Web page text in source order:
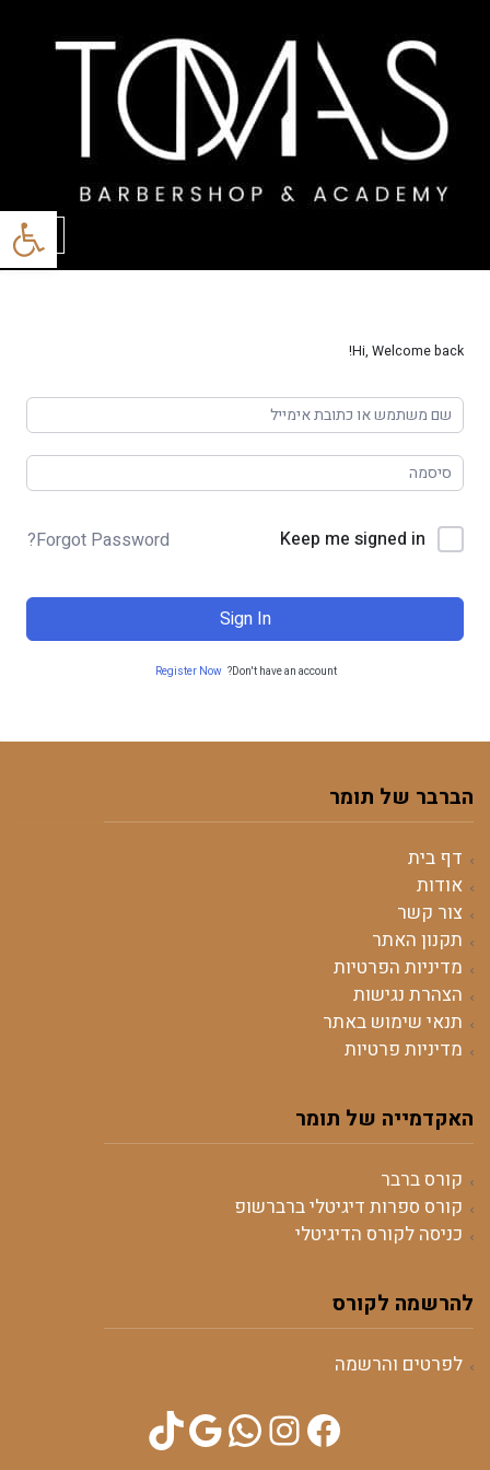
פתח
Hi, Welcome back!
Keep me signed in
Forgot Password?
Sign In
Don't have an account?
Register Now
הברבר של תומר
דף בית
אודות
צור קשר
תקנון האתר
מדיניות הפרטיות
הצהרת נגישות
תנאי שימוש באתר
מדיניות פרטיות
האקדמייה של תומר
קורס ברבר
קורס ספרות דיגיטלי ברברשופ
כניסה לקורס הדיגיטלי
להרשמה לקורס
לפרטים והרשמה
Facebook
Instagram
WhatsApp
Google
TikTok